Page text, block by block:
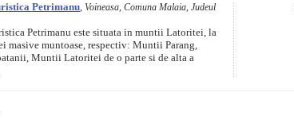
Petrimanu,Voineasa, Comuna Malaia, Judeul
Petrimanu este situata in muntii Latoritei, la
masive muntoase, respectiv: Muntii Parang,
Muntii Latoritei de o parte si de alta a